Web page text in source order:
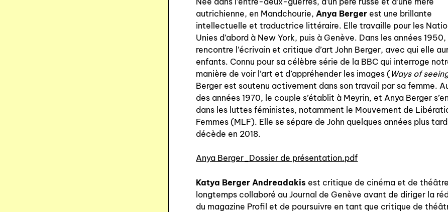
engagement durable
charte ia
nous contacter ↓
nous contacter
nous soutenir
diffusion/librairies
autrichienne, en Mandchourie, Anya Berger est une brillante
intellectuelle et traductrice littéraire. Elle travaille pour les
Unies d’abord à New York, puis à Genève. Dans les années
rencontre l’écrivain et critique d’art John Berger, avec qui elle
enfants. Connu pour sa célèbre série de la BBC qui interroge
manière de voir l’art et d’appréhender les images (Ways of
Berger est soutenu activement dans son travail par sa femme.
des années 1970, le couple s’établit à Meyrin, et Anya Berger
dans les luttes féministes, notamment le Mouvement de
Femmes (MLF). Elle se sépare de John quelques années plus
décède en 2018.
Anya Berger_Dossier de présentation.pdf
Katya Berger Andreadakis est critique de cinéma et de
longtemps collaboré au Journal de Genève avant de diriger la
du magazine Profil et de poursuivre en tant que critique de